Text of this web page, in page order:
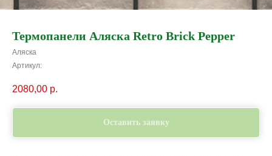
Термопанели Аляска Retro Brick Pepper
Аляска
Артикул:
2080,00 р.
Оставить заявку